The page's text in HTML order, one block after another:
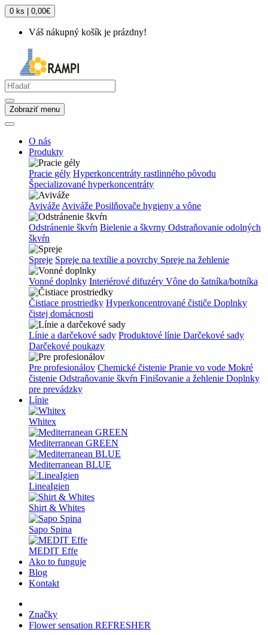
0 ks | 0,00€
Váš nákupný košík je prázdny!
Zobraziť menu
O nás
Produkty
Pracie gély Hyperkoncentráty rastlinného pôvodu
Špecializované hyperkoncentráty
Aviváže Aviváže Posilňovače hygieny a vône
Odstránenie škvŕn Bielenie a škvrny Odstraňovanie odolných
škvŕn
Spreje Spreje na textílie a povrchy Spreje na žehlenie
Vonné doplnky Interiérové difuzéry Vône do šatníka/botníka
Čistiace prostriedky Hyperkoncentrované čističe Doplnky
čistej domácnosti
Línie a darčekové sady Produktové línie Darčekové sady
Darčekové poukazy
Pre profesionálov Chemické čistenie Pranie vo vode Mokré
čistenie Odstraňovanie škvŕn Finišovanie a žehlenie Doplnky
pre prevádzky
Línie
Whitex
Mediterranean GREEN
Mediterranean BLUE
LineaIgien
Shirt & Whites
Sapo Spina
MEDIT Effe
Ako to funguje
Blog
Kontakt
Značky
Flower sensation REFRESHER